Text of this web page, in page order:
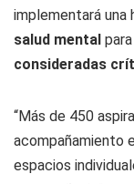
implementará una
salud mental
consideradas
“Más de 450
acompañamiento
espacios